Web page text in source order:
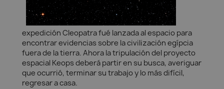
expedición Cleopatra fué lanzada al espacio para
encontrar evidencias sobre la civilización egípcia
fuera de la tierra. Ahora la tripulación del proyecto
espacial Keops deberá partir en su busca, averiguar
que ocurrió, terminar su trabajo y lo más difícil,
regresar a casa.